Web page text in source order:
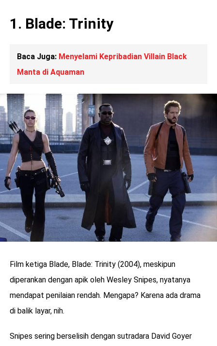
1. Blade: Trinity
Baca Juga: Menyelami Kepribadian Villain Black
Manta di Aquaman
Film ketiga Blade, Blade: Trinity (2004), meskipun
diperankan dengan apik oleh Wesley Snipes, nyatanya
mendapat penilaian rendah. Mengapa? Karena ada drama
di balik layar, nih.
Snipes sering berselisih dengan sutradara David Goyer